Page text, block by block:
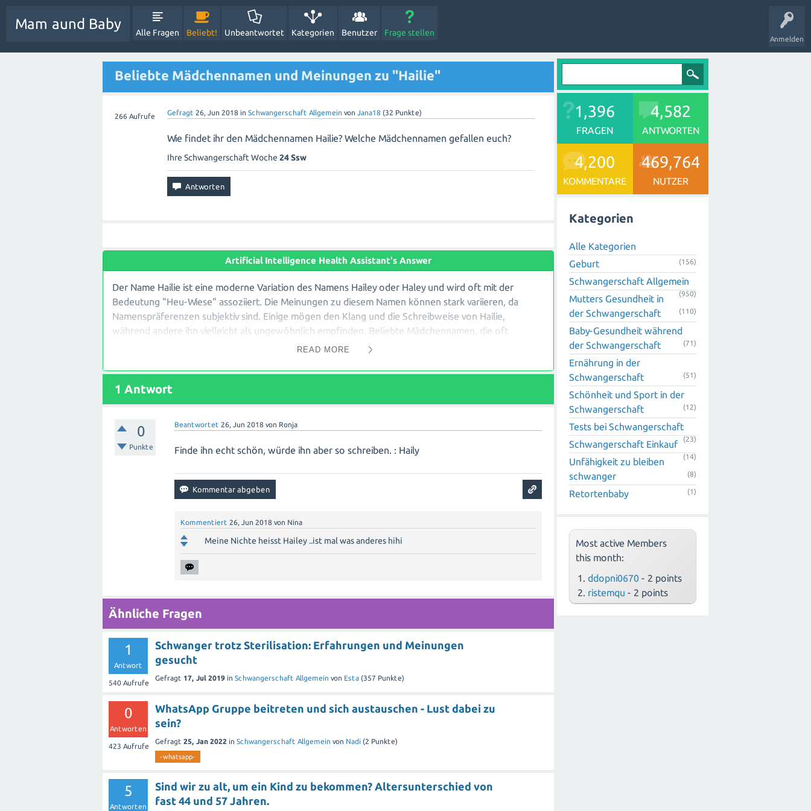
Anmelden
Mam aund Baby
Alle Fragen Beliebt! Unbeantwortet Kategorien Benutzer Frage stellen
Beliebte Mädchennamen und Meinungen zu "Hailie"
266 Aufrufe Gefragt 26, Jun 2018 in Schwangerschaft Allgemein von Jana18 (32 Punkte)
Wie findet ihr den Mädchennamen Hailie? Welche Mädchennamen gefallen euch?
Ihre Schwangerschaft Woche 24 Ssw
Artificial Intelligence Health Assistant's Answer
Der Name Hailie ist eine moderne Variation des Namens Hailey oder Haley und wird oft mit der
Bedeutung "Heu-Wiese" assoziiert. Die Meinungen zu diesem Namen können stark variieren, da
Namenspräferenzen subjektiv sind. Einige mögen den Klang und die Schreibweise von Hailie,
während andere ihn vielleicht als ungewöhnlich empfinden. Beliebte Mädchennamen, die oft
genannt werden, sind Emma, Mia, Sophia und Hannah. Letztendlich sollte die Wahl eines Namens auf
ändern können und dass es am wichtigsten ist, einen Namen zu wählen, der zur Persönlichkeit des
Kindes passt und ihm ein Leben lang gefällt.
READ MORE
1 Antwort
0
Punkte
Beantwortet 26, Jun 2018 von Ronja
Finde ihn echt schön, würde ihn aber so schreiben. : Haily
Kommentiert 26, Jun 2018 von Nina
Meine Nichte heisst Hailey ..ist mal was anderes hihi
Ähnliche Fragen
1
Antwort
540 Aufrufe
Schwanger trotz Sterilisation: Erfahrungen und Meinungen
gesucht
Gefragt 17, Jul 2019 in Schwangerschaft Allgemein von Esta (357 Punkte)
0
Antworten
423 Aufrufe
WhatsApp Gruppe beitreten und sich austauschen - Lust dabei zu
sein?
Gefragt 25, Jan 2022 in Schwangerschaft Allgemein von Nadi (2 Punkte)
-whatsapp-
5
Antworten
Sind wir zu alt, um ein Kind zu bekommen? Altersunterschied von
fast 44 und 57 Jahren.
1,396
FRAGEN
4,582
ANTWORTEN
4,200
KOMMENTARE
469,764
NUTZER
Kategorien
Alle Kategorien
Geburt
(156)
Schwangerschaft Allgemein
(950)
Mutters Gesundheit in
der Schwangerschaft
(110)
Baby-Gesundheit während
der Schwangerschaft
(71)
Ernährung in der
Schwangerschaft
(51)
Schönheit und Sport in der
Schwangerschaft
(12)
Tests bei Schwangerschaft
(23)
Schwangerschaft Einkauf
(14)
Unfähigkeit zu bleiben
schwanger
(8)
Retortenbaby (1)
Most active Members
this month:
ddopni0670 - 2 points
ristemqu - 2 points